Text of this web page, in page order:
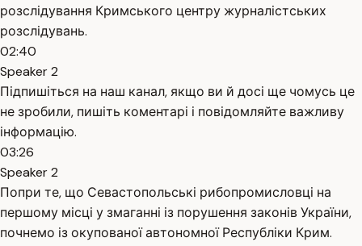
розслідування Кримського центру журналістських
розслідувань.
02:40
Speaker 2
Підпишіться на наш канал, якщо ви й досі ще чомусь це
не зробили, пишіть коментарі і повідомляйте важливу
інформацію.
03:26
Speaker 2
Попри те, що Севастопольські рибопромисловці на
першому місці у змаганні із порушення законів України,
почнемо із окупованої автономної Республіки Крим.